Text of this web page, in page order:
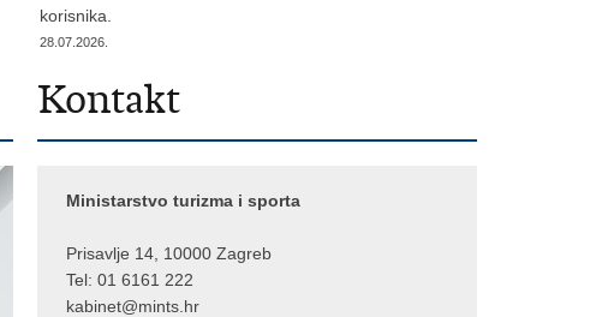
korisnika.
28.07.2026.
Kontakt
Ministarstvo turizma i sporta
Prisavlje 14, 10000 Zagreb
Tel: 01 6161 222
kabinet@mints.hr